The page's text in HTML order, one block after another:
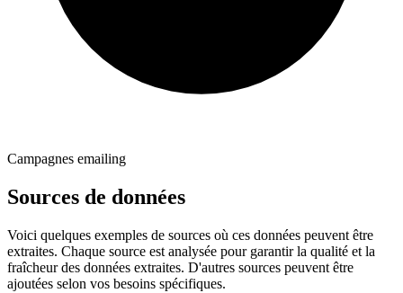
Campagnes emailing
Sources de données
Voici quelques exemples de sources où ces données peuvent être
extraites. Chaque source est analysée pour garantir la qualité et la
fraîcheur des données extraites. D'autres sources peuvent être
ajoutées selon vos besoins spécifiques.